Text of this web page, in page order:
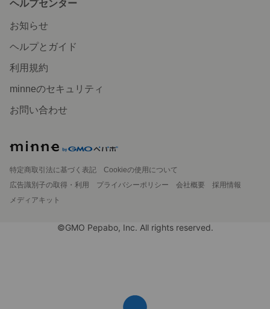
ヘルプセンター
お知らせ
ヘルプとガイド
利用規約
minneのセキュリティ
お問い合わせ
特定商取引法に基づく表記
Cookieの使用について
広告識別子の取得・利用
プライバシーポリシー 会社概要
採用情報
メディアキット
©GMO Pepabo, Inc. All rights reserved.